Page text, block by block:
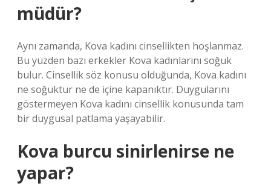
müdür?
Aynı zamanda, Kova kadını cinsellikten hoşlanmaz.
Bu yüzden bazı erkekler Kova kadınlarını soğuk
bulur. Cinsellik söz konusu olduğunda, Kova kadını
ne soğuktur ne de içine kapanıktır. Duygularını
göstermeyen Kova kadını cinsellik konusunda tam
bir duygusal patlama yaşayabilir.
Kova burcu sinirlenirse ne
yapar?